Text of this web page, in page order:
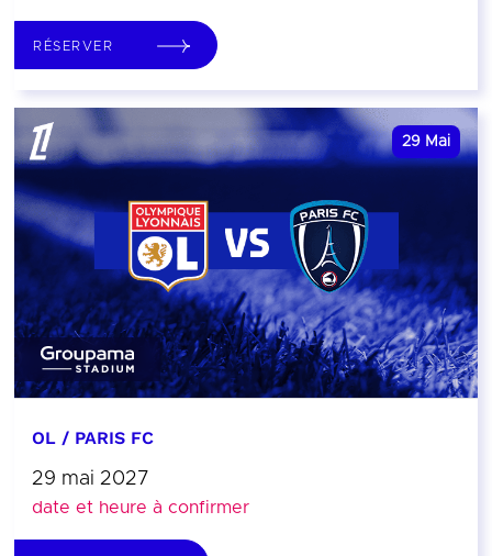
RÉSERVER
29 Mai
OL / PARIS FC
29 mai 2027
date et heure à confirmer